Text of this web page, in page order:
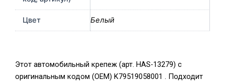
Цвет Белый
Этот автомобильный крепеж (арт. HAS-13279) с
оригинальным кодом (OEM) K79519058001 . Подходит